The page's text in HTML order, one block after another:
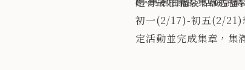
水浴場
(免費入場)
​📍 第三站：【大埤】
​地點：大埤鄉公所
初一(2/17)-初五(2/21)
定活動並完成集章，集